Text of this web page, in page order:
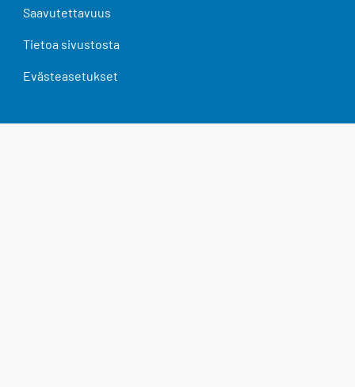
Saavutettavuus
Tietoa sivustosta
Evästeasetukset